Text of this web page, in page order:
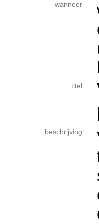
wanneer
titel
beschrijving